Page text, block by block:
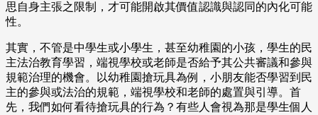
思自身主張之限制，才可能開啟其價值認識與認同的內化可能
性。
其實，不管是中學生或小學生，甚至幼稚園的小孩，學生的民
主法治教育學習，端視學校或老師是否給予其公共審議和參與
規範治理的機會。以幼稚園搶玩具為例，小朋友能否學習到民
主的參與或法治的規範，端視學校和老師的處置與引導。首
先，我們如何看待搶玩具的行為？有些人會視為那是學生個人